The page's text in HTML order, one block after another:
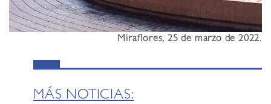
Miraflores, 25 de marzo de 2022.
MÁS NOTICIAS: